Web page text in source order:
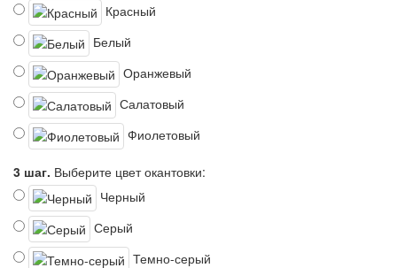
Красный
Белый
Оранжевый
Салатовый
Фиолетовый
3 шаг. Выберите цвет окантовки:
Черный
Серый
Темно-серый